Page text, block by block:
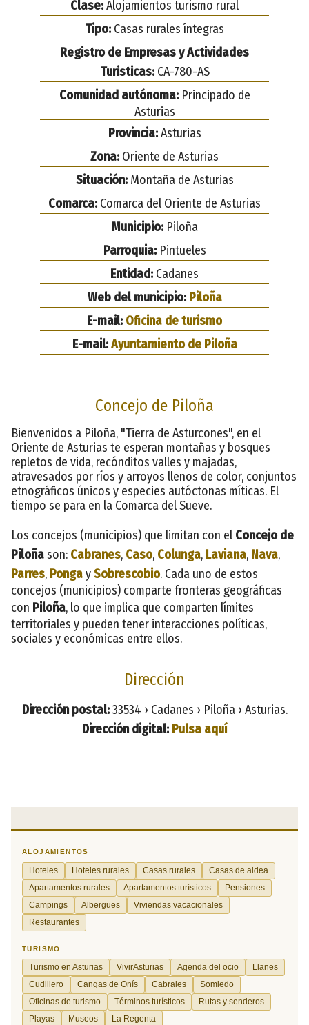
Clase:Alojamientos turismo rural
Tipo: Casas rurales íntegras
Registro de Empresas y Actividades
Turisticas:CA-780-AS
Comunidad autónoma:Principado de
Asturias
Provincia:Asturias
Zona: Oriente de Asturias
Situación:Montaña de Asturias
Comarca: Comarca del Oriente de Asturias
Municipio:Piloña
Parroquia:Pintueles
Entidad: Cadanes
Web del municipio: Piloña
E-mail: Oficina de turismo
E-mail:Ayuntamiento de Piloña
Concejo de Piloña
Bienvenidos a Piloña, "Tierra de Asturcones", en el
Oriente de Asturias te esperan montañas y bosques
repletos de vida, recónditos valles y majadas,
atravesados por ríos y arroyos llenos de color, conjuntos
etnográficos únicos y especies autóctonas míticas. El
tiempo se para en la Comarca del Sueve.
Los concejos (municipios) que limitan con el Concejo de
Piloñason: Cabranes, Caso, Colunga, Laviana, Nava,
Parres, PongaySobrescobio. Cada uno de estos
concejos (municipios) comparte fronteras geográficas
con Piloña, lo que implica que comparten límites
territoriales y pueden tener interacciones políticas,
sociales y económicas entre ellos.
Dirección
Dirección postal:33534 › Cadanes › Piloña › Asturias.
Dirección digital: Pulsa aquí